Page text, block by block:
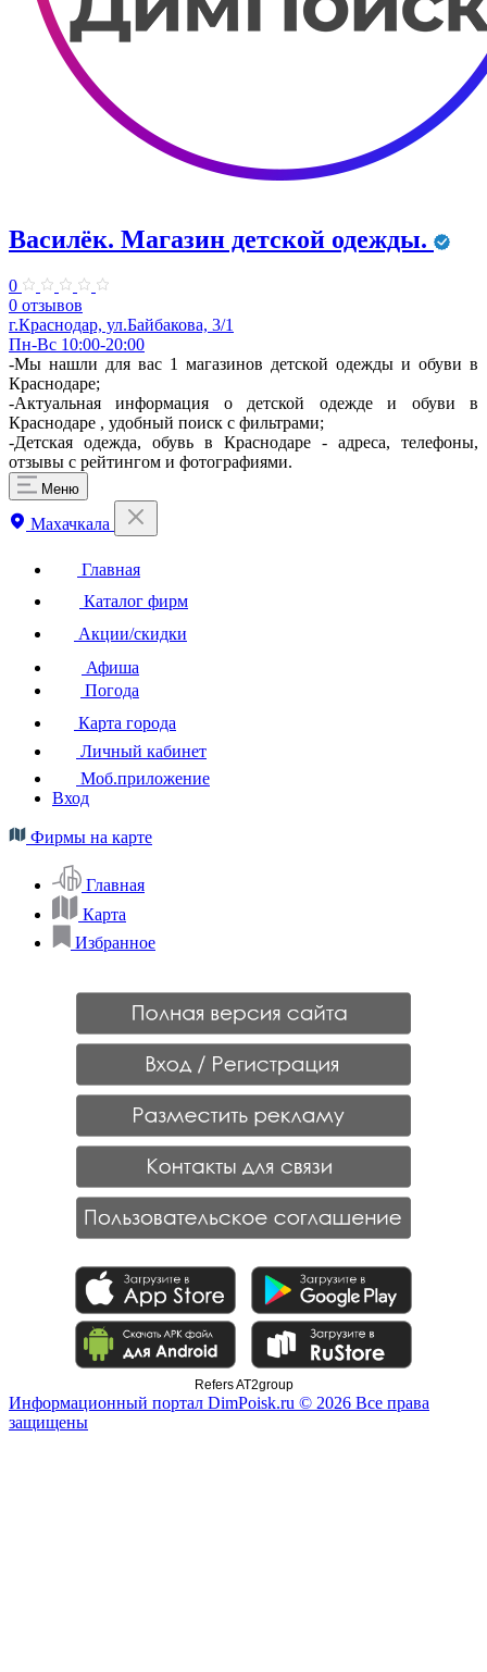
Василёк. Магазин детской одежды.
0
0 отзывов
г.Краснодар, ул.Байбакова, 3/1
Пн-Вс 10:00-20:00
-Мы нашли для вас 1 магазинов детской одежды и обуви в
Краснодаре;
-Актуальная информация о детской одежде и обуви в
Краснодаре , удобный поиск с фильтрами;
-Детская одежда, обувь в Краснодаре - адреса, телефоны,
отзывы с рейтингом и фотографиями.
Меню
Махачкала
Главная
Каталог фирм
Акции/скидки
Афиша
Погода
Карта города
Личный кабинет
Моб.приложение
Вход
Фирмы на карте
Главная
Карта
Избранное
Refers AT2group
Информационный портал DimPoisk.ru © 2026 Все права
защищены